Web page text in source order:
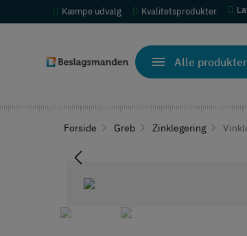
Kæmpe udvalg Kvalitetsprodukter
Alle produkter
Forside Greb Zinklegering